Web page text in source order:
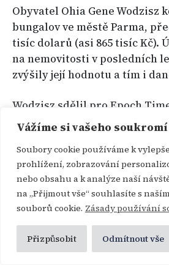
Vážíme si vašeho soukromí
Soubory cookie používáme k
prohlížení, zobrazování
nebo obsahu a k analýze naší
na „Přijmout vše“ souhlasíte s
souborů cookie. Zásady používání
Přizpůsobit Odmítnout vše
Obyvatel Ohia Gene Wodzisz
bungalov ve městě Parma,
tisíc dolarů (asi 865 tisíc Kč).
na nemovitosti v posledních
zvýšily její hodnotu a tím i
Wodzisz sdělil pro Epoch
platit, ale principiálně s nimi
platil z vlastních prostředků
než půl století přispívá na
„Chápu to u rodin, které
pokud vyděláváte 100 tisíc
rozumní,“ podotýká. „Rodiče
pozorněji sledovat své